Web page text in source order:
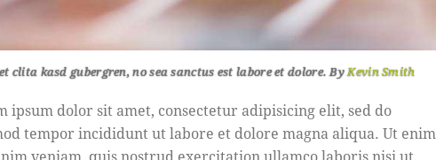
clita kasd gubergren, no sea sanctus est labore et dolore. ByKevin Smith
ipsum dolor sit amet, consectetur adipisicing elit, sed do
tempor incididunt ut labore et dolore magna aliqua. Ut enim
veniam, quis nostrud exercitation ullamco laboris nisi ut